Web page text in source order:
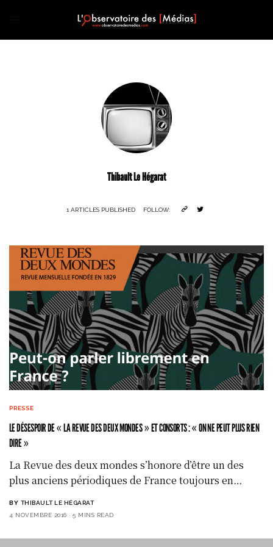
Thibault Le Hégarat
1 ARTICLES PUBLISHED FOLLOW:
PRESSE
LE DÉSESPOIR DE « LA REVUE DES DEUX MONDES » ET CONSORTS : « ON NE PEUT PLUS RIEN
DIRE »
La Revue des deux mondes s’honore d’être un des
plus anciens périodiques de France toujours en…
BY THIBAULT LE HÉGARAT
4 NOVEMBRE 2016
5 MINS READ